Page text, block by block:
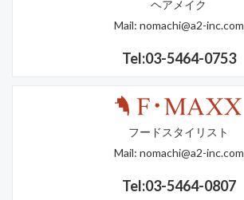
ヘアメイク
Mail: nomachi@a2-inc.com
Tel:03-5464-0753
フードスタイリスト
Mail: nomachi@a2-inc.com
Tel:03-5464-0807